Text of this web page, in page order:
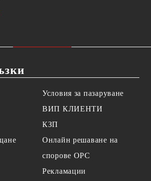
Условия за пазаруване
ВИП КЛИЕНТИ
КЗП
Онлайн решаване на
спорове OPC
Рекламации